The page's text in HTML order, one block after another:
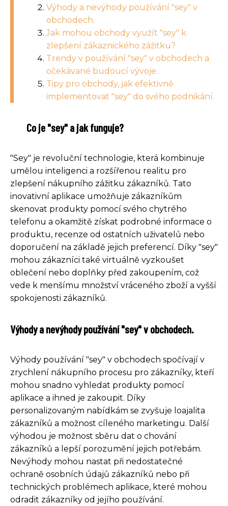
Výhody a nevýhody používání "sey" v
obchodech.
Jak mohou obchody využít "sey" k
zlepšení zákaznického zážitku?
Trendy v používání "sey" v obchodech a
očekávané budoucí vývoje.
Tipy pro obchody, jak efektivně
implementovat "sey" do svého podnikání.
Co je "sey" a jak funguje?
"Sey" je revoluční technologie, která kombinuje
umělou inteligenci a rozšířenou realitu pro
zlepšení nákupního zážitku zákazníků. Tato
inovativní aplikace umožňuje zákazníkům
skenovat produkty pomocí svého chytrého
telefonu a okamžitě získat podrobné informace o
produktu, recenze od ostatních uživatelů nebo
doporučení na základě jejich preferencí. Díky "sey"
mohou zákazníci také virtuálně vyzkoušet
oblečení nebo doplňky před zakoupením, což
vede k menšímu množství vráceného zboží a vyšší
spokojenosti zákazníků.
Výhody a nevýhody používání "sey" v obchodech.
Výhody používání "sey" v obchodech spočívají v
zrychlení nákupního procesu pro zákazníky, kteří
mohou snadno vyhledat produkty pomocí
aplikace a ihned je zakoupit. Díky
personalizovaným nabídkám se zvyšuje loajalita
zákazníků a možnost cíleného marketingu. Další
výhodou je možnost sběru dat o chování
zákazníků a lepší porozumění jejich potřebám.
Nevýhody mohou nastat při nedostatečné
ochraně osobních údajů zákazníků nebo při
technických problémech aplikace, které mohou
odradit zákazníky od jejího používání.